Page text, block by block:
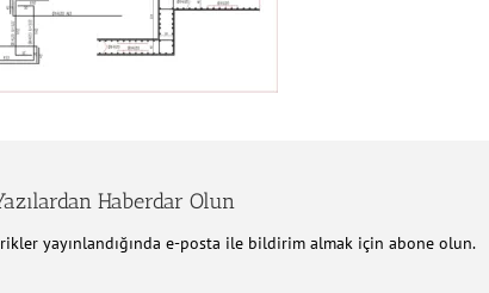
Haberdar Olun
yayınlandığında e-posta ile bildirim almak için abone olun.